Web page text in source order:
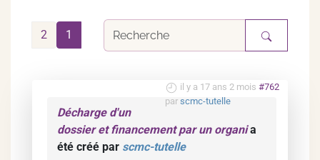
1
2
il y a 17 ans 2 mois #762
par scmc-tutelle
Décharge d'un
dossier et financement par un organia
été créé par scmc-tutelle